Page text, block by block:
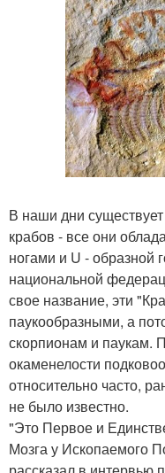
В наши дни
крабов - все они
ногами и U - образной
национальной
свое название, эти
паукообразными, а
скорпионам и паукам.
окаменелости
относительно часто,
не было известно.
"Это Первое и
Мозга у Ископаемого